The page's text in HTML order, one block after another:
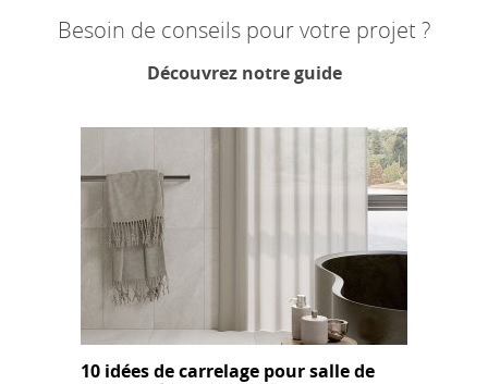
Besoin de conseils pour votre projet ?
Découvrez notre guide
10 idées de carrelage pour salle de